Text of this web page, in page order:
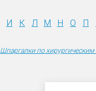
И К Л М Н О П
Шпаргалки по